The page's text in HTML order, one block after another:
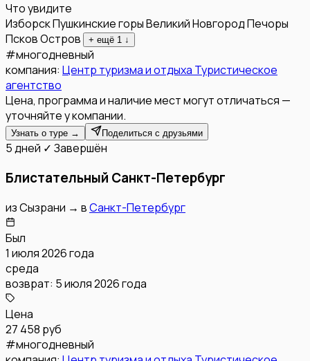
Что увидите
ИзборскПушкинские горыВеликий НовгородПечоры
ПсковОстров + ещё 1 ↓
#многодневный
компания: Центр туризма и отдыха Туристическое
агентство
Цена, программа и наличие мест могут отличаться —
уточняйте у компании.
Узнать о туре → Поделиться с друзьями
5 дней ✓ Завершён
Блистательный Санкт-Петербург
изСызрани → вСанкт-Петербург
Был
1 июля 2026 года
среда
возврат: 5 июля 2026 года
Цена
27 458 руб
#многодневный